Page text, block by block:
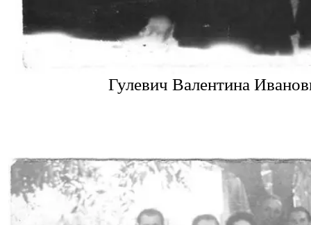
Гулевич Валентина